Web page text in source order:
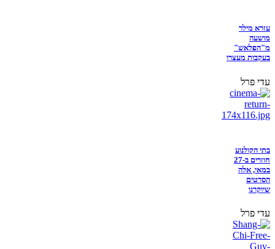
עזרא מילר
מושעה
מ"הפלאש"
בעקבות מעצרו
עדי פרל
בתי הקולנוע
חוזרים ב-27
במאי, אלה
הסרטים
שיוקרנו
עדי פרל